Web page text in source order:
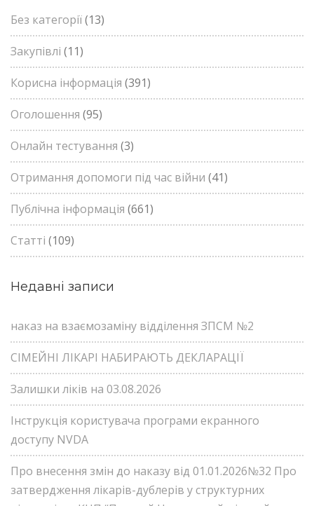
Без категорії(13)
Закупівлі (11)
Корисна інформація (391)
Оголошення (95)
Онлайн тестування (3)
Отримання допомоги під час війни (41)
Публічна інформація (661)
Статті (109)
Недавні записи
наказ на взаємозаміну відділення ЗПСМ №2
СІМЕЙНІ ЛІКАРІ НАБИРАЮТЬ ДЕКЛАРАЦІЇ
Залишки ліків на 03.08.2026
Інструкція користувача програми екранного
доступу NVDA
Про внесення змін до наказу від 01.01.2026№32 Про
затвердження лікарів-дублерів у структурних